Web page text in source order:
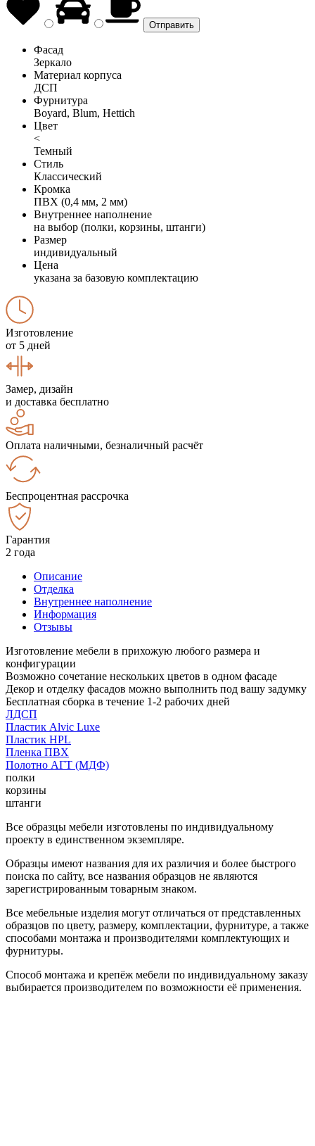
Фасад
Зеркало
Материал корпуса
ДСП
Фурнитура
Boyard, Blum, Hettich
Цвет
<
Темный
Стиль
Классический
Кромка
ПВХ (0,4 мм, 2 мм)
Внутреннее наполнение
на выбор (полки, корзины, штанги)
Размер
индивидуальный
Цена
указана за базовую комплектацию
Изготовление
от 5 дней
Замер, дизайн
и доставка бесплатно
Оплата наличными, безналичный расчёт
Беспроцентная рассрочка
Гарантия
2 года
Описание
Отделка
Внутреннее наполнение
Информация
Отзывы
Изготовление мебели в прихожую любого размера и
конфигурации
Возможно сочетание нескольких цветов в одном фасаде
Декор и отделку фасадов можно выполнить под вашу задумку
Бесплатная сборка в течение 1-2 рабочих дней
ЛДСП
Пластик Alvic Luxe
Пластик HPL
Пленка ПВХ
Полотно АГТ (МДФ)
полки
корзины
штанги
Все образцы мебели изготовлены по индивидуальному
проекту в единственном экземпляре.
Образцы имеют названия для их различия и более быстрого
поиска по сайту, все названия образцов не являются
зарегистрированным товарным знаком.
Все мебельные изделия могут отличаться от представленных
образцов по цвету, размеру, комплектации, фурнитуре, а также
способами монтажа и производителями комплектующих и
фурнитуры.
Способ монтажа и крепёж мебели по индивидуальному заказу
выбирается производителем по возможности её применения.